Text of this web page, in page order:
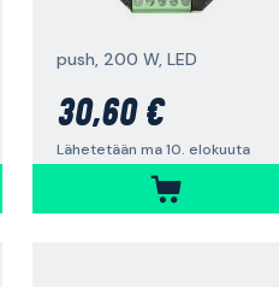
push, 200 W, LED
30,60 €
Lähetetään ma 10. elokuuta